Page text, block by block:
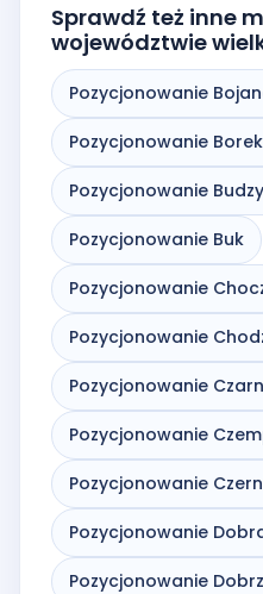
Sprawdź też inne
województwie
Pozycjonowanie
Pozycjonowanie
Pozycjonowanie
Pozycjonowanie Buk
Pozycjonowanie
Pozycjonowanie
Pozycjonowanie
Pozycjonowanie
Pozycjonowanie
Pozycjonowanie
Pozycjonowanie